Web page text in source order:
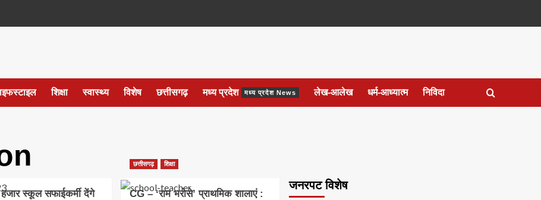
शिक्षा स्वास्थ्य विशेष छत्तीसगढ़ मध्य प्रदेश मध्य प्रदेश News लेख-आलेख धर्म-आध्यात्म निविदा
स्कूल सफाईकर्मी देंगे
छत्तीसगढ़ शिक्षा
CG – ‘राम भरोसे’ प्राथमिक शालाएं :
जनरपट विशेष